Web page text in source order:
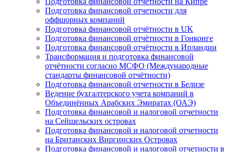
Подготовка финансовой отчетности для
оффшорных компаний
Подготовка финансовой отчётности в UK
Подготовка финансовой отчётности в Гонконге
Подготовка финансовой отчётности в Ирландии
Трансформация и подготовка финансовой
отчётности согласно МСФО (Международные
стандарты финансовой отчётности)
Подготовка финансовой отчетности в Белизе
Ведение бухгалтерского учета компаний в
Объединённых Арабских Эмиратах (ОАЭ)
Подготовка финансовой и налоговой отчетности
на Сейшельских островах
Подготовка финансовой и налоговой отчетности
на Британских Виргинских Островах
Подготовка финансовой и налоговой отчетности в